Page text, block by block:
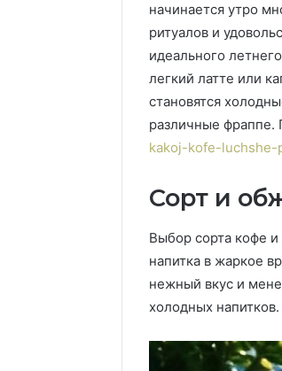
начинается утро
ритуалов и
идеального
легкий латте или
становятся
различные
kakoj-kofe-luchshe-
Сорт и
Выбор сорта кофе
напитка в жаркое
нежный вкус и
холодных напитков.